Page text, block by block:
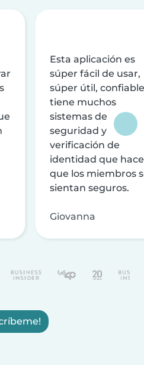
Esta aplicación es
súper fácil de usar,
súper útil,
tiene muchos
sistemas de
seguridad y
verificación de
identidad que
que los miembros
sientan seguros.
Giovanna